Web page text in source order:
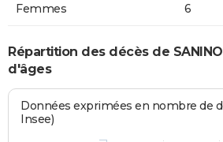
Femmes 6
Répartition des décès de
d'âges
Données exprimées en nombre de
Insee)